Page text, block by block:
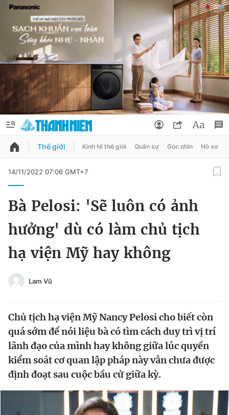
QUẢNG CÁO
Chào ngày mới Tin 24h
Video Magazine
Sản phẩm khác
Đổi mật khẩu
Tin đã lưu
Tin đã xem
Đăng xuất
Thế giới Kinh tế thế giới Quân sự Góc nhìn Hồ sơ
14/11/2022 07:06 GMT+7
Bà Pelosi: 'Sẽ luôn có ảnh
hưởng' dù có làm chủ tịch
hạ viện Mỹ hay không
Lam Vũ
Chủ tịch hạ viện Mỹ Nancy Pelosi cho biết còn
quá sớm để nói liệu bà có tìm cách duy trì vị trí
lãnh đạo của mình hay không giữa lúc quyền
kiểm soát cơ quan lập pháp này vẫn chưa được
định đoạt sau cuộc bầu cử giữa kỳ.